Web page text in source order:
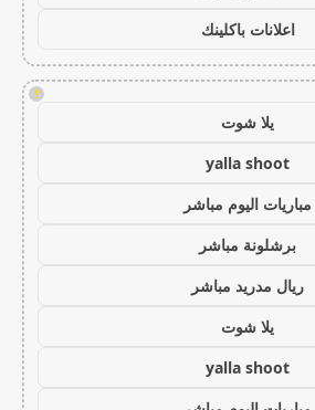
اعلانات باكلينك
!
يلا شوت
yalla shoot
مباريات اليوم مباشر
برشلونة مباشر
ريال مدريد مباشر
يلا شوت
yalla shoot